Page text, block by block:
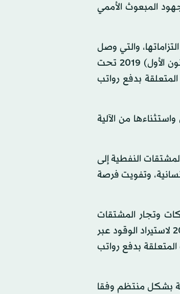
المبعوث الأممي
والتي وصل
بها الحال إلى رفض آلية دخول سفن المشتقات النفطية لموانئ الحديدة المعمول بها منذ ديسمبر (كانون الأول) 2019 تحت
بدفع رواتب
من الآلية
النفطية إلى
وتفويت فرصة
في إجبار الشركات وتجار المشتقات
النفطية على مخالفة القوانين النافذة، والآلية الأممية الدولية المعمول بها منذ ديسمبر (كانون الأول) 2019 لاستيراد الوقود عبر
بدفع رواتب
بشكل منتظم وفقا